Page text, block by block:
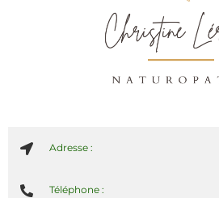
Adresse :
Téléphone :